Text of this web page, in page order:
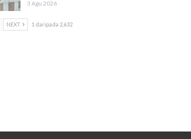
3 Agu 2026
NEXT 1 daripada 2,632